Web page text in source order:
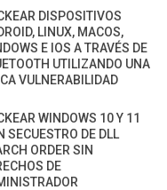
DISPOSITIVOS
LINUX, MACOS,
E IOS A TRAVÉS DE
UTILIZANDO UNA
VULNERABILIDAD
WINDOWS 10 Y 11
SECUESTRO DE DLL
ORDER SIN
DE